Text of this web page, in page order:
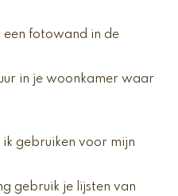
een fotowand in de
in je woonkamer waar
gebruiken voor mijn
gebruik je lijsten van